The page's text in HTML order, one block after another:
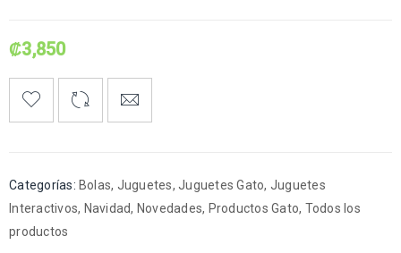
₡3,850
Categorías: Bolas, Juguetes, Juguetes Gato, Juguetes
Interactivos, Navidad, Novedades, Productos Gato, Todos los
productos